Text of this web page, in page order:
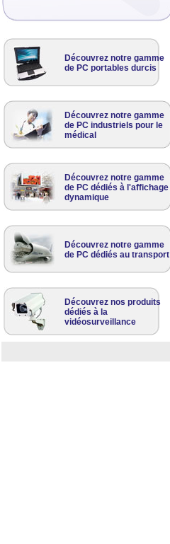
Découvrez notre gamme
de PC portables durcis
Découvrez notre gamme
de PC industriels pour le
médical
Découvrez notre gamme
de PC dédiés à l'affichage
dynamique
Découvrez notre gamme
de PC dédiés au transport
Découvrez nos produits
dédiés à la
vidéosurveillance